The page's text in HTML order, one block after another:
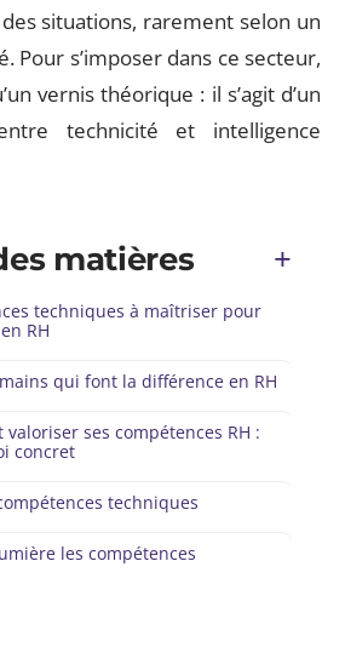
situations, rarement selon un
Pour s’imposer dans ce secteur,
vernis théorique : il s’agit d’un
technicité et intelligence
matières
techniques à maîtriser pour
RH
qui font la différence en RH
valoriser ses compétences RH :
concret
techniques
les compétences